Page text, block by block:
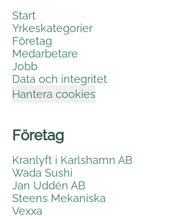
Start
Yrkeskategorier
Företag
Medarbetare
Jobb
Data och integritet
Hantera cookies
Företag
Kranlyft i Karlshamn AB
Wada Sushi
Jan Uddén AB
Steens Mekaniska
Vexxa